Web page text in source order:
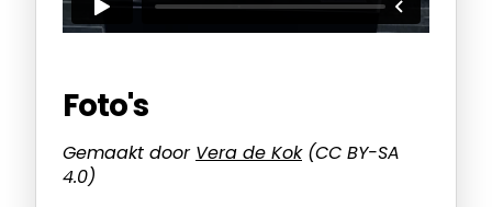
Foto's
Gemaakt door Vera de Kok(CC BY-SA
4.0)